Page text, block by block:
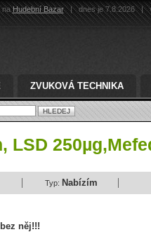
naHudební Bazar | dnes je 7.8.2026 |
ZVUKOVÁ TECHNIKA
LSD
Typ: Nabízím
něj!!!